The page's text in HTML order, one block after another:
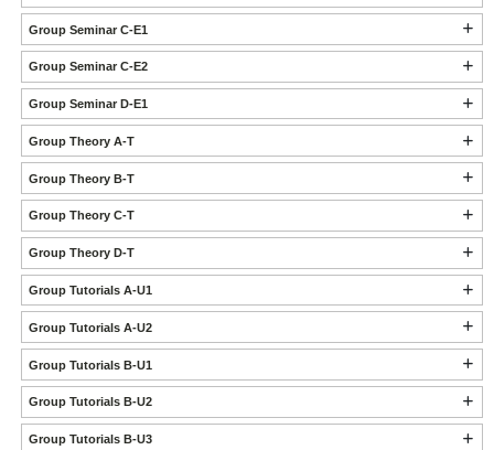
Group Seminar C-E1
Group Seminar C-E2
Group Seminar D-E1
Group Theory A-T
Group Theory B-T
Group Theory C-T
Group Theory D-T
Group Tutorials A-U1
Group Tutorials A-U2
Group Tutorials B-U1
Group Tutorials B-U2
Group Tutorials B-U3